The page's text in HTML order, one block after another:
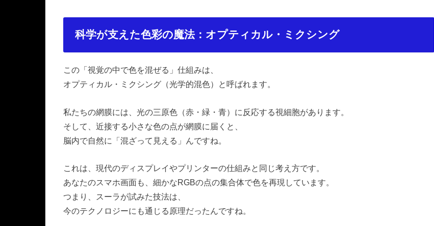
科学が支えた色彩の魔法：オプティカル・ミクシング
この「視覚の中で色を混ぜる」仕組みは、
オプティカル・ミクシング（光学的混色）と呼ばれます。
私たちの網膜には、光の三原色（赤・緑・青）に反応する視細胞があります。
そして、近接する小さな色の点が網膜に届くと、
脳内で自然に「混ざって見える」んですね。
これは、現代のディスプレイやプリンターの仕組みと同じ考え方です。
あなたのスマホ画面も、細かなRGBの点の集合体で色を再現しています。
つまり、スーラが試みた技法は、
今のテクノロジーにも通じる原理だったんですね。